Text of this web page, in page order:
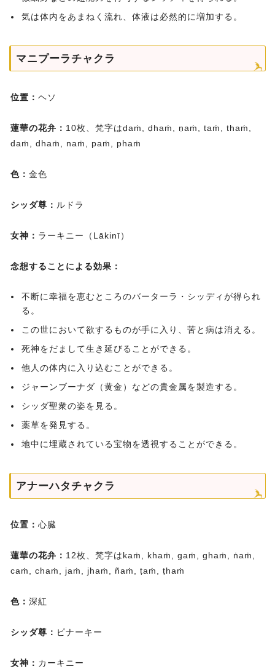
気は体内をあまねく流れ、体液は必然的に増加する。
マニプーラチャクラ
位置： ヘソ
蓮華の花弁： 10枚、梵字はḍaṁ, ḍhaṁ, ṇaṁ, taṁ, thaṁ,
daṁ, dhaṁ, naṁ, paṁ, phaṁ
色： 金色
シッダ尊： ルドラ
女神： ラーキニー（Lākinī）
念想することによる効果：
不断に幸福を恵むところのバーターラ・シッディが得られ
る。
この世において欲するものが手に入り、苦と病は消える。
死神をだまして生き延びることができる。
他人の体内に入り込むことができる。
ジャーンブーナダ（黄金）などの貴金属を製造する。
シッダ聖衆の姿を見る。
薬草を発見する。
地中に埋蔵されている宝物を透視することができる。
アナーハタチャクラ
位置： 心臓
蓮華の花弁： 12枚、梵字はkaṁ, khaṁ, gaṁ, ghaṁ, ṅaṁ,
caṁ, chaṁ, jaṁ, jhaṁ, ñaṁ, ṭaṁ, ṭhaṁ
色： 深紅
シッダ尊： ピナーキー
女神： カーキニー